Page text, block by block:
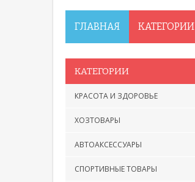
ГЛАВНАЯ КАТЕГОРИИ
КАТЕГОРИИ
КРАСОТА И ЗДОРОВЬЕ
ХОЗТОВАРЫ
АВТОАКСЕССУАРЫ
СПОРТИВНЫЕ ТОВАРЫ